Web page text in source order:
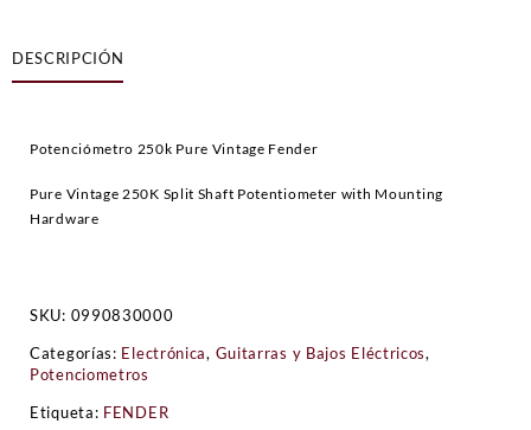
Shaft
Potentiometer
DESCRIPCIÓN
Potenciómetro 250k Pure Vintage Fender
Pure Vintage 250K Split Shaft Potentiometer with Mounting
Hardware
SKU: 0990830000
Categorías: Electrónica, Guitarras y Bajos Eléctricos,
Potenciometros
Etiqueta: FENDER